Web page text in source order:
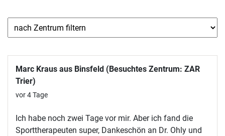
Marc Kraus aus Binsfeld (Besuchtes Zentrum: ZAR
Trier)
vor 4 Tage
Ich habe noch zwei Tage vor mir. Aber ich fand die
Sporttherapeuten super, Dankeschön an Dr. Ohly und